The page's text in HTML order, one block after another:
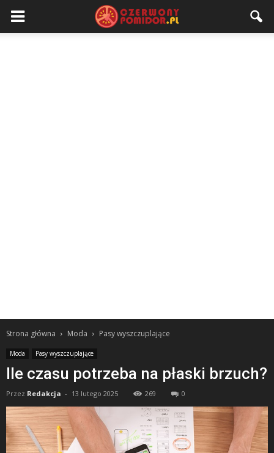
Strona główna Moda Pasy wyszczuplające
Moda Pasy wyszczuplające
Ile czasu potrzeba na płaski brzuch?
Przez Redakcja - 13 lutego 2025 269 0